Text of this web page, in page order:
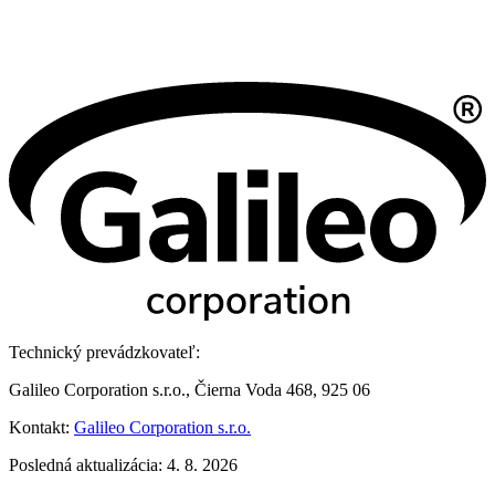
Technický prevádzkovateľ:
Galileo Corporation s.r.o., Čierna Voda 468, 925 06
Kontakt: Galileo Corporation s.r.o.
Posledná aktualizácia: 4. 8. 2026